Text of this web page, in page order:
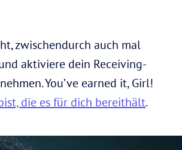
zwischendurch auch mal
aktiviere dein Receiving-
You’ve earned it, Girl!
die es für dich bereithält.